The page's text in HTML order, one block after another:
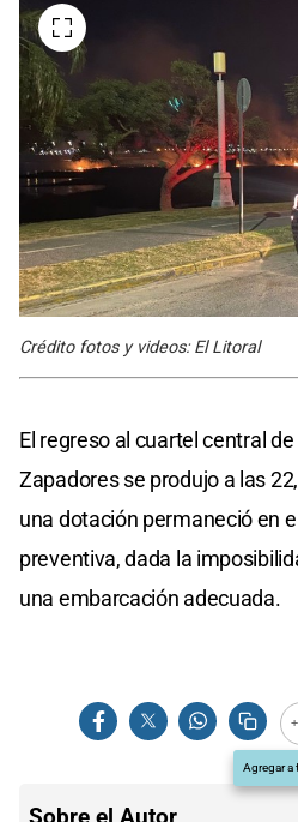
Crédito fotos y videos: El Litoral
El regreso al cuartel central
Zapadores se produjo a las
una dotación permaneció en
preventiva, dada la
una embarcación adecuada.
Agregar a
Sobre el Autor